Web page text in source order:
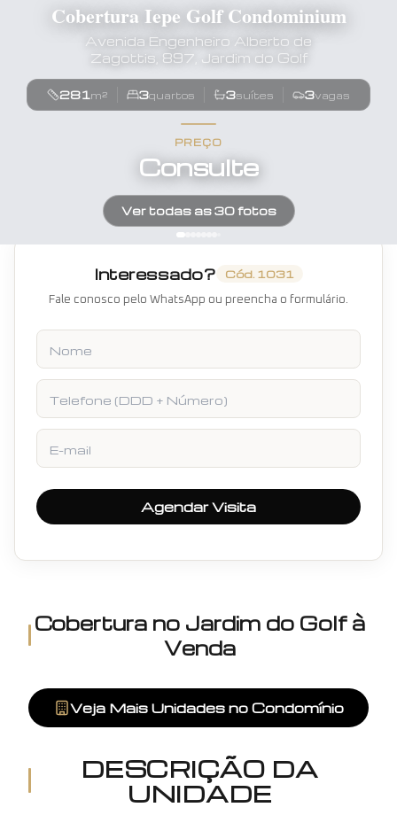
Cobertura Iepe Golf Condominium
Avenida Engenheiro Alberto de
Zagottis, 897, Jardim do Golf
281m² 3quartos 3suítes 3vagas
PREÇO
Consulte
Ver todas as30fotos
Cobertura no Jardim do Golf à
Venda
Veja Mais Unidades no Condomínio
DESCRIÇÃO DA
UNIDADE
Interessado? Cód. 1031
Fale conosco pelo WhatsApp ou preencha o formulário.
Nome
Telefone
E-mail
Agendar Visita